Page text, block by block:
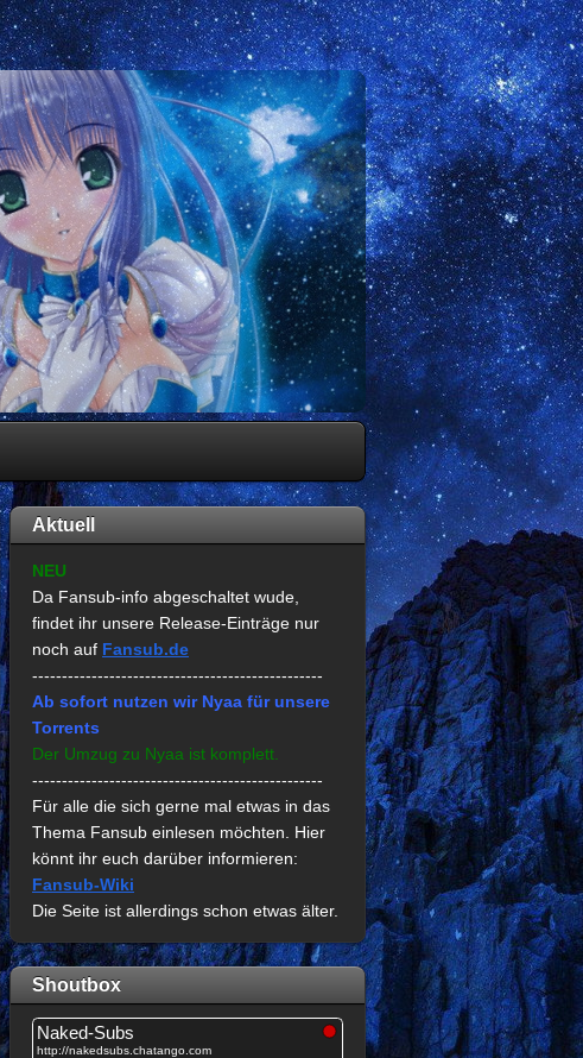
Aktuell
NEU
Da Fansub-info abgeschaltet wude,
findet ihr unsere Release-Einträge nur
noch auf Fansub.de
-------------------------------------------------
Ab sofort nutzen wir Nyaa für unsere
Torrents
Der Umzug zu Nyaa ist komplett.
-------------------------------------------------
Für alle die sich gerne mal etwas in das
Thema Fansub einlesen möchten. Hier
könnt ihr euch darüber informieren:
Fansub-Wiki
Die Seite ist allerdings schon etwas älter.
Shoutbox